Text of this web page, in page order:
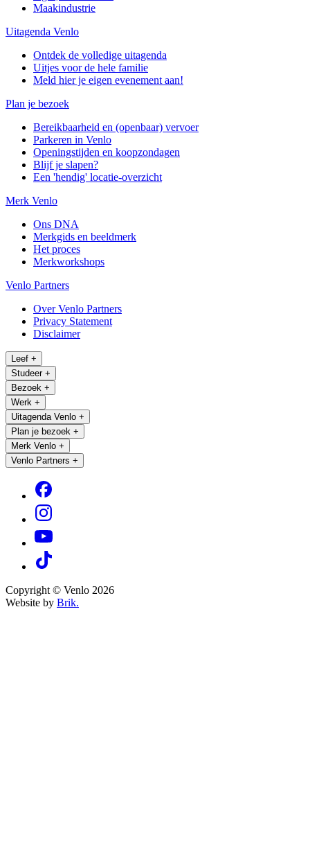
Maakindustrie
Uitagenda Venlo
Ontdek de volledige uitagenda
Uitjes voor de hele familie
Meld hier je eigen evenement aan!
Plan je bezoek
Bereikbaarheid en (openbaar) vervoer
Parkeren in Venlo
Openingstijden en koopzondagen
Blijf je slapen?
Een 'hendig' locatie-overzicht
Merk Venlo
Ons DNA
Merkgids en beeldmerk
Het proces
Merkworkshops
Venlo Partners
Over Venlo Partners
Privacy Statement
Disclaimer
Leef +
Studeer +
Bezoek +
Werk +
Uitagenda Venlo +
Plan je bezoek +
Merk Venlo +
Venlo Partners +
Copyright © Venlo 2026
Website by Brik.